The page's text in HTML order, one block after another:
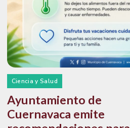
Ciencia y Salud
Ayuntamiento de
Cuernavaca emite